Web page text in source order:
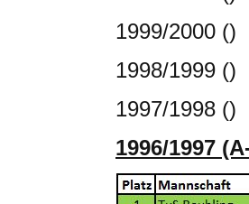
1999/2000 ()
1998/1999 ()
1997/1998 ()
1996/1997